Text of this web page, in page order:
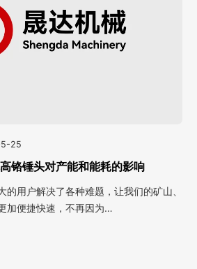
25
铬锤头对产能和能耗的影响
的用户解决了各种难题，让我们的矿山、
加便捷快速，不再因为…